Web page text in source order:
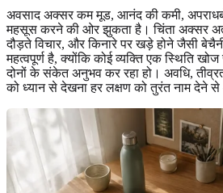
अवसाद अक्सर कम मूड, आनंद की कमी,
महसूस करने की ओर झुकता है। चिंता अक्सर
दौड़ते विचार, और किनारे पर खड़े होने जैसी
महत्वपूर्ण है, क्योंकि कोई व्यक्ति एक स्थिति
दोनों के संकेत अनुभव कर रहा हो। अवधि,
को ध्यान से देखना हर लक्षण को तुरंत नाम देने से